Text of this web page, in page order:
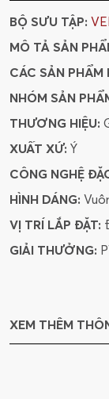
BỘ SƯU TẬP:
MÔ TẢ SẢN
CÁC SẢN PHẨM
NHÓM SẢN
THƯƠNG HIỆU:
XUẤT XỨ: Ý
CÔNG NGHỆ
HÌNH DÁNG:
VỊ TRÍ LẮP ĐẶT:
GIẢI THƯỞNG:
XEM THÊM